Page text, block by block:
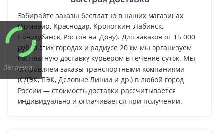
Загрузка...
Забирайте заказы бесплатно в наших магазинах
(Армавир, Краснодар, Кропоткин, Лабинск,
Новокубанск, Ростов-на-Дону). Для заказов от 15 000
руб. в этих городах и радиусе 20 км мы организуем
бесплатную доставку курьером в течение суток. Мы
отправляем заказы транспортными компаниями
(СДЭК, ПЭК, Деловые Линии и др.) в любой город
России — стоимость доставки рассчитывается
индивидуально и оплачивается при получении.